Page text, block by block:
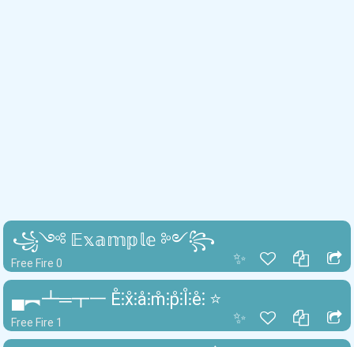
✨
Free Fire 0
꧁༺ 𝔼𝕩𝕒𝕞𝕡𝕝𝕖 ༻꧂
✨
Free Fire 1
▄︻┻═┳一 E̊⫶x̊⫶å⫶m̊⫶p̊⫶l̊⫶e̊⫶ ⭐